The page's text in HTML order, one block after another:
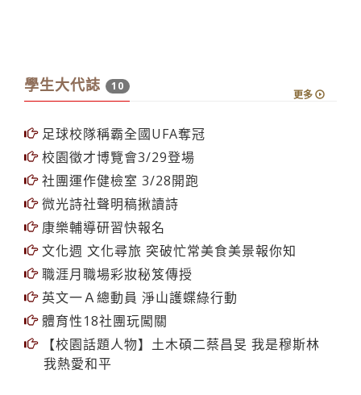
學生大代誌 10
更多
足球校隊稱霸全國UFA奪冠
校園徵才博覽會3/29登場
社團運作健檢室 3/28開跑
微光詩社聲明稿揪讀詩
康樂輔導研習快報名
文化週 文化尋旅 突破忙常美食美景報你知
職涯月職場彩妝秘笈傳授
英文一Ａ總動員 淨山護蝶綠行動
體育性18社團玩闖關
【校園話題人物】土木碩二蔡昌旻 我是穆斯林
我熱愛和平